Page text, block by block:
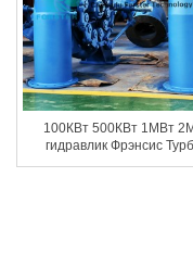
100КВт 500КВт 1МВт
гидравлик Фрэнсис